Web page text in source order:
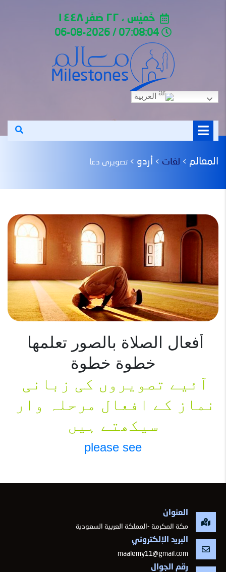
خَمِيْس ، ٢٢ صَفَر ١٤٤٨
07:08:04 / 06-08-2026
العربية
المعالم > لغات > أردو >تصویری دعا
أفعال الصلاة بالصور تعلمها
خطوة خطوة
آئیے تصویروں کی زبانی
نماز کے افعال مرحلہ وار
سیکھتے ہیں
please see
العنوان
مكة المكرمة -المملكة العربية السعودية
البريد الإلكتروني
maalemy11@gmail.com
رقم الجوال